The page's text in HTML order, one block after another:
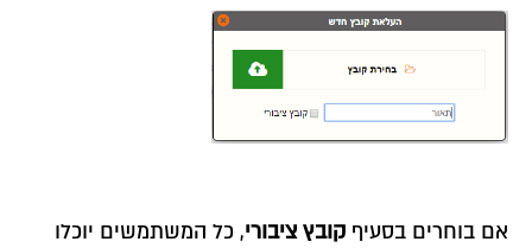
אם בוחרים בסעיף קובץ ציבורי, כל המשתמשים יוכלו